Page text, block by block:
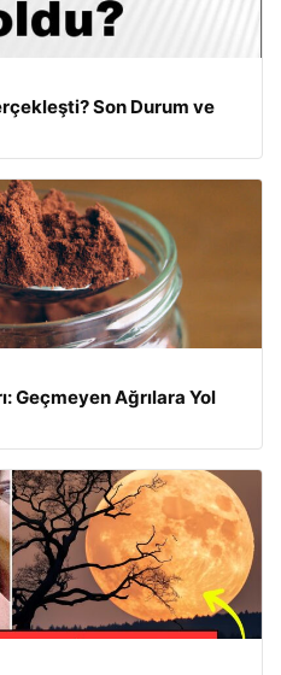
Son Durum ve
Geçmeyen Ağrılara Yol